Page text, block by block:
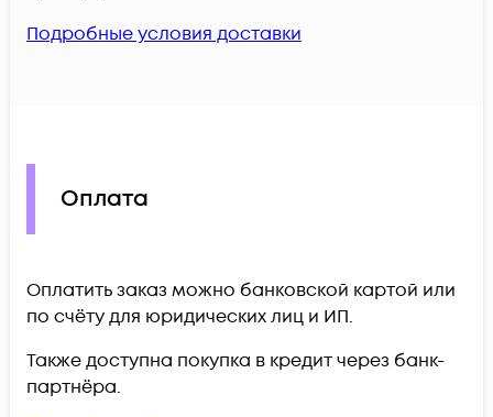
Подробные условия доставки
Оплата
Оплатить заказ можно банковской картой или
по счёту для юридических лиц и ИП.
Также доступна покупка в кредит через банк-
партнёра.